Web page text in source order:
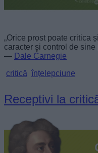
„Orice prost poate critica
caracter şi control de sine
— Dale Carnegie
critică înțelepciune
Receptivi la